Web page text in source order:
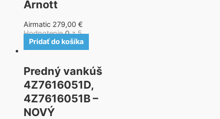
Arnott
Airmatic 279,00 €
Hodnotenie0z 5
Pridať do košíka
Predný vankúš
4Z7616051D,
4Z7616051B –
NOVÝ